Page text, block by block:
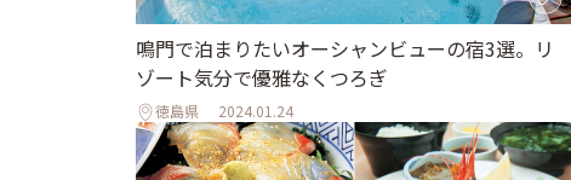
鳴門で泊まりたいオーシャンビューの宿3選。リ
ゾート気分で優雅なくつろぎ
徳島県 2024.01.24